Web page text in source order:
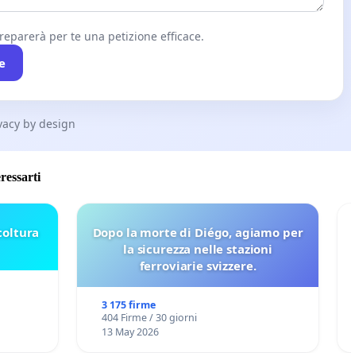
per te una petizione efficace.
by design
Dopo la morte di Diégo, agiamo per
la sicurezza nelle stazioni
ferroviarie svizzere.
3 175 firme
404 Firme / 30 giorni
13 May 2026